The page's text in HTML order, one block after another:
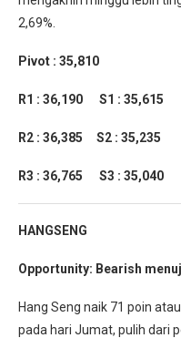
2,69%.
Pivot : 35,810
R1 : 36,190 S1 : 35,615
R2 : 36,385 S2 : 35,235
R3 : 36,765 S3 : 35,040
HANGSENG
Opportunity: Bearish
Hang Seng naik 71 poin
pada hari Jumat, pulih dari